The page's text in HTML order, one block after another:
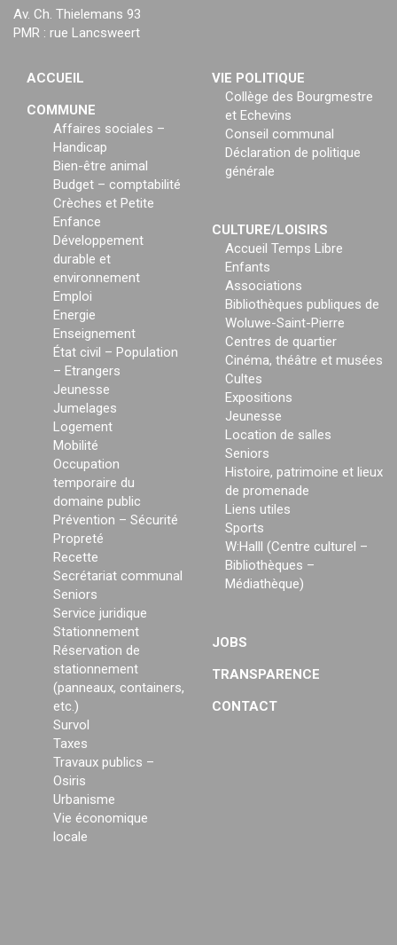
Av. Ch. Thielemans 93
PMR : rue Lancsweert
ACCUEIL
COMMUNE
Affaires sociales –
Handicap
Bien-être animal
Budget – comptabilité
Crèches et Petite
Enfance
Développement
durable et
environnement
Emploi
Energie
Enseignement
État civil – Population
– Etrangers
Jeunesse
Jumelages
Logement
Mobilité
Occupation
temporaire du
domaine public
Prévention – Sécurité
Propreté
Recette
Secrétariat communal
Seniors
Service juridique
Stationnement
Réservation de
stationnement
(panneaux, containers,
etc.)
Survol
Taxes
Travaux publics –
Osiris
Urbanisme
Vie économique
locale
VIE POLITIQUE
Collège des Bourgmestre
et Echevins
Conseil communal
Déclaration de politique
générale
CULTURE/LOISIRS
Accueil Temps Libre
Enfants
Associations
Bibliothèques publiques de
Woluwe-Saint-Pierre
Centres de quartier
Cinéma, théâtre et musées
Cultes
Expositions
Jeunesse
Location de salles
Seniors
Histoire, patrimoine et lieux
de promenade
Liens utiles
Sports
W:Halll (Centre culturel –
Bibliothèques –
Médiathèque)
JOBS
TRANSPARENCE
CONTACT